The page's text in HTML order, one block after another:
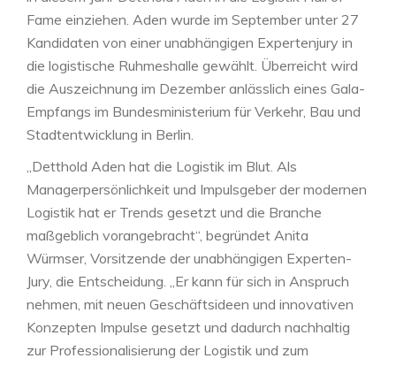
Fame einziehen. Aden wurde im September unter 27
Kandidaten von einer unabhängigen Expertenjury in
die logistische Ruhmeshalle gewählt. Überreicht wird
die Auszeichnung im Dezember anlässlich eines Gala-
Empfangs im Bundesministerium für Verkehr, Bau und
Stadtentwicklung in Berlin.
„Detthold Aden hat die Logistik im Blut. Als
Managerpersönlichkeit und Impulsgeber der modernen
Logistik hat er Trends gesetzt und die Branche
maßgeblich vorangebracht“, begründet Anita
Würmser, Vorsitzende der unabhängigen Experten-
Jury, die Entscheidung. „Er kann für sich in Anspruch
nehmen, mit neuen Geschäftsideen und innovativen
Konzepten Impulse gesetzt und dadurch nachhaltig
zur Professionalisierung der Logistik und zum